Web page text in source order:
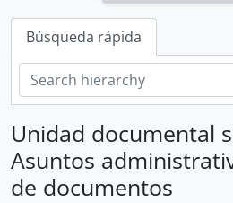
Búsqueda rápida
Unidad documental
Asuntos
de documentos